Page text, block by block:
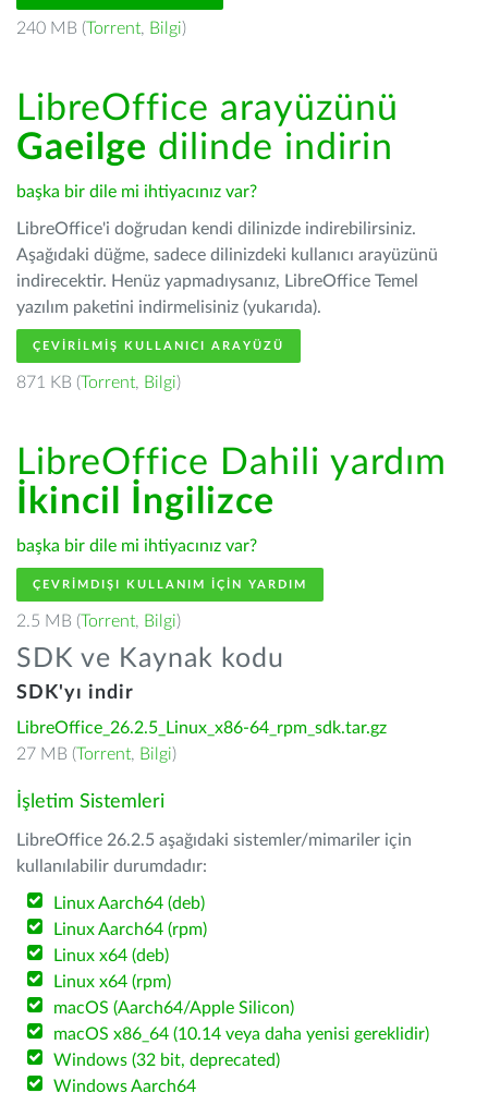
240 MB (Torrent, Bilgi)
LibreOffice arayüzünü
Gaeilge dilinde indirin
başka bir dile mi ihtiyacınız var?
LibreOffice'i doğrudan kendi dilinizde indirebilirsiniz.
Aşağıdaki düğme, sadece dilinizdeki kullanıcı arayüzünü
indirecektir. Henüz yapmadıysanız, LibreOffice Temel
yazılım paketini indirmelisiniz (yukarıda).
ÇEVIRILMIŞ KULLANICI ARAYÜZÜ
871 KB (Torrent, Bilgi)
LibreOffice Dahili yardım
İkincil İngilizce
başka bir dile mi ihtiyacınız var?
ÇEVRIMDIŞI KULLANIM IÇIN YARDIM
2.5 MB (Torrent, Bilgi)
SDK ve Kaynak kodu
SDK'yı indir
LibreOffice_26.2.5_Linux_x86-64_rpm_sdk.tar.gz
27 MB (Torrent, Bilgi)
İşletim Sistemleri
LibreOffice 26.2.5 aşağıdaki sistemler/mimariler için
kullanılabilir durumdadır:
Linux Aarch64 (deb)
Linux Aarch64 (rpm)
Linux x64 (deb)
Linux x64 (rpm)
macOS (Aarch64/Apple Silicon)
macOS x86_64 (10.14 veya daha yenisi gereklidir)
Windows (32 bit, deprecated)
Windows Aarch64